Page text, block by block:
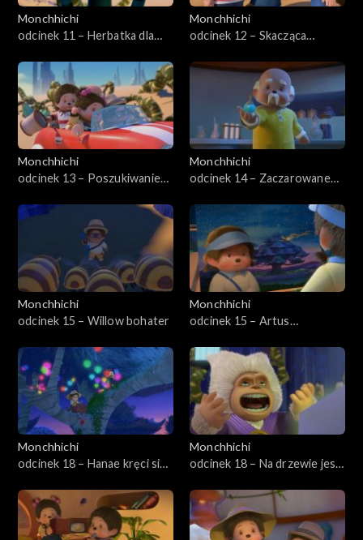
Monchhichi
odcinek 11 – Herbatka dla
Monchhichi
odcinek 12 – Skacząca
Monchhichi
odcinek 13 – Poszukiwanie
Monchhichi
odcinek 14 – Zaczarowane
Monchhichi
odcinek 15 – Willow bohater
Monchhichi
odcinek 15 – Artus
Monchhichi
odcinek 18 – Hanae kręci się
Monchhichi
odcinek 18 – Na drzewie jest